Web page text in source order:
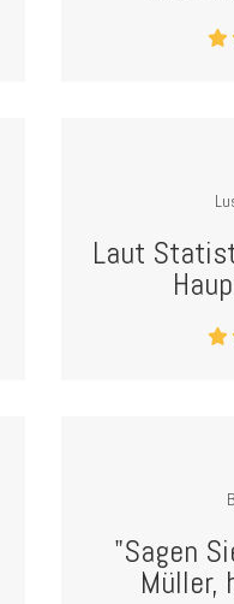
Laut
"Sagen
Müller,